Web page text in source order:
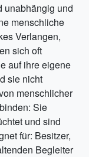
unabhängig und
menschliche
Verlangen,
sich oft
auf ihre eigene
sie nicht
menschlicher
Sie
und sind
für: Besitzer,
Begleiter